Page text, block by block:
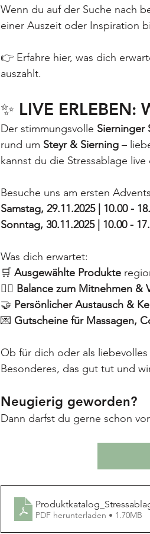
Wenn du auf der Suche nach
einer Auszeit oder Inspiration
👉 Erfahre hier, was dich
auszahlt.
✨ LIVE
Der stimmungsvolle Sierninger
rund um Steyr & Sierning –
kannst du die Stressablage live
Besuche uns am ersten
Samstag, 29.11.2025 | 10.00 -
Sonntag, 30.11.2025 | 10.00 -
Was dich erwartet:
🛒 Ausgewählte Produkte
💆‍♀️ Balance zum Mitnehmen &
🤝 Persönlicher Austausch &
💌 Gutscheine für Massagen,
Ob für dich oder als liebevolles
Besonderes, das gut tut und
Neugierig geworden?
Dann darfst du gerne schon
PDF herunterladen • 1.70MB